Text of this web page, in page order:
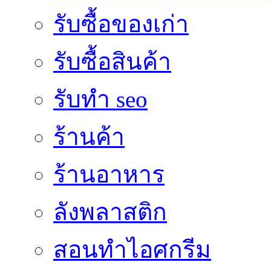
รับซื้อของเก่า
รับซื้อสินค้า
รับทำ seo
ร้านค้า
ร้านอาหาร
ลังพลาสติก
สอนทำไอศกรีม